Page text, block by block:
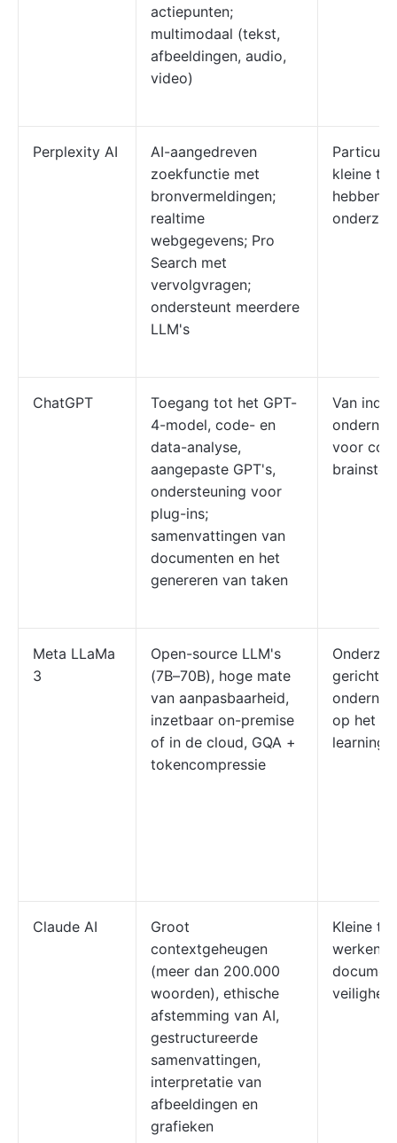
actiepunten;
multimodaal (tekst,
afbeeldingen, audio,
video)
Perplexity AI
AI-aangedreven
zoekfunctie met
bronvermeldingen;
realtime
webgegevens; Pro
Search met
vervolgvragen;
ondersteunt meerdere
LLM's
kleine
hebben
ChatGPT
Toegang tot het GPT-
4-model, code- en
data-analyse,
aangepaste GPT's,
ondersteuning voor
plug-ins;
samenvattingen van
documenten en het
genereren van taken
Van
voor
Meta LLaMa
3
Open-source LLM's
(7B–70B), hoge mate
van aanpasbaarheid,
inzetbaar on-premise
of in de cloud, GQA +
tokencompressie
gerichte
op het
learning
Claude AI
Groot
contextgeheugen
(meer dan 200.000
woorden), ethische
afstemming van AI,
gestructureerde
samenvattingen,
interpretatie van
afbeeldingen en
grafieken
Kleine
werken